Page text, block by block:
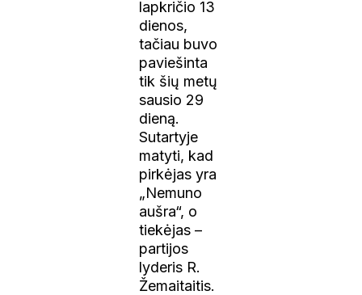
lapkričio 13
dienos,
tačiau buvo
paviešinta
tik šių metų
sausio 29
dieną.
Sutartyje
matyti, kad
pirkėjas yra
„Nemuno
aušra“, o
tiekėjas –
partijos
lyderis R.
Žemaitaitis.